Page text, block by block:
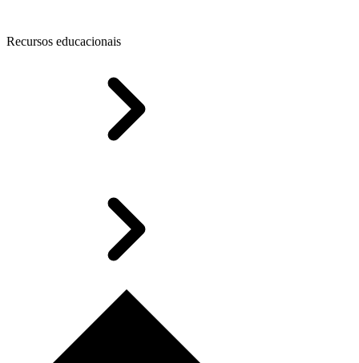
Recursos educacionais